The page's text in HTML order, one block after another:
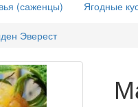
(саженцы) Ягодные
Эверест